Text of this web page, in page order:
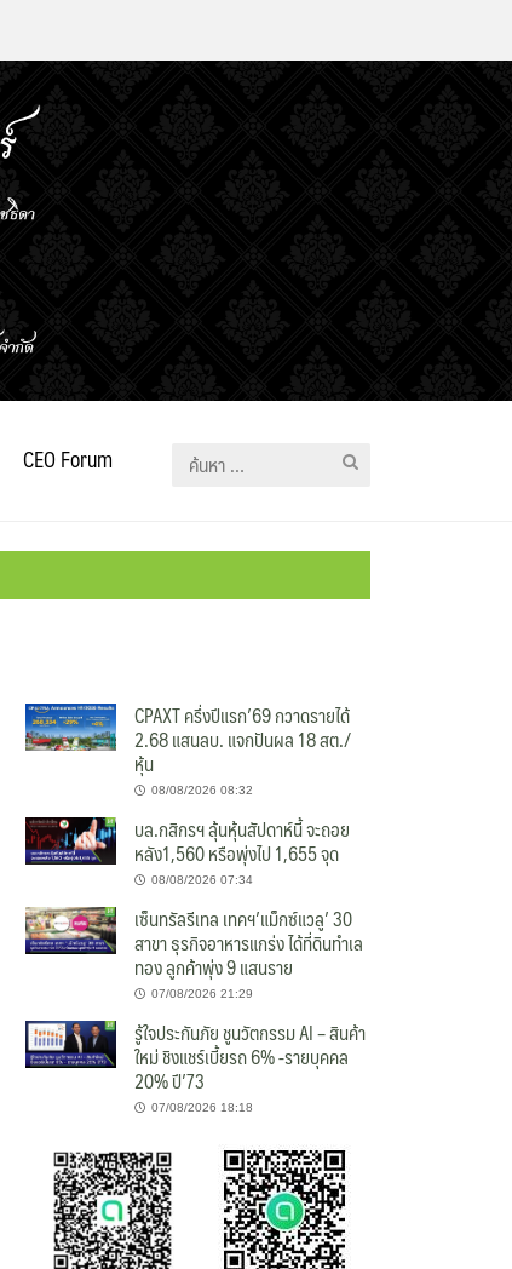
CEO Forum
ค้นหา
CPAXT ครึ่งปีแรก’69 กวาดรายได้
2.68 แสนลบ. แจกปันผล 18 สต./
หุ้น
08/08/2026 08:32
บล.กสิกรฯ ลุ้นหุ้นสัปดาห์นี้ จะถอย
หลัง1,560 หรือพุ่งไป 1,655 จุด
08/08/2026 07:34
เซ็นทรัลรีเทล เทคฯ’แม็กซ์แวลู’ 30
สาขา ธุรกิจอาหารแกร่ง ได้ที่ดินทำเล
ทอง ลูกค้าพุ่ง 9 แสนราย
07/08/2026 21:29
รู้ใจประกันภัย ชูนวัตกรรม AI – สินค้า
ใหม่ ชิงแชร์เบี้ยรถ 6% -รายบุคคล
20% ปี’73
07/08/2026 18:18